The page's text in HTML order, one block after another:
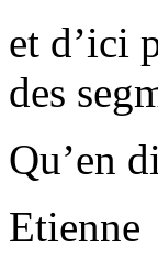
et d’ici
des
Qu’en
Etienne